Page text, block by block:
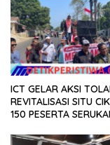
ICT GELAR AKSI
REVITALISASI SITU
150 PESERTA